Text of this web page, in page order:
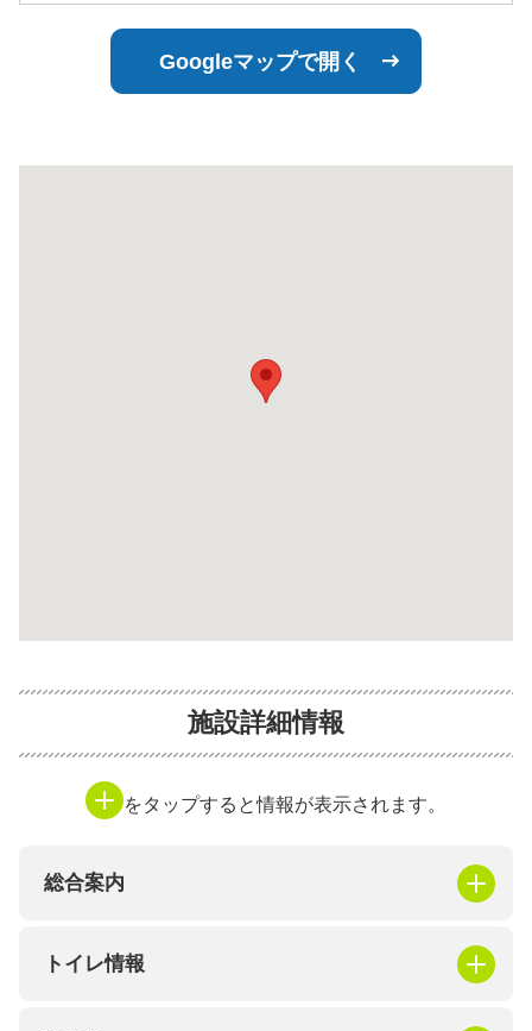
Googleマップで開く
施設詳細情報
をタップすると情報が表示されます。
総合案内
トイレ情報